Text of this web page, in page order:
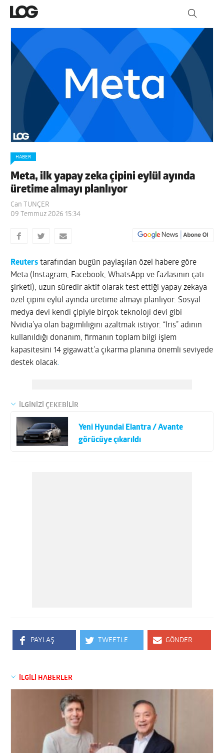
HABER
Meta, ilk yapay zeka çipini eylül ayında
üretime almayı planlıyor
Can TUNÇER
09 Temmuz 2026 15:34
Reuters tarafından bugün paylaşılan özel habere göre
Meta (Instagram, Facebook, WhatsApp ve fazlasının çatı
şirketi), uzun süredir aktif olarak test ettiği yapay zekaya
özel çipini eylül ayında üretime almayı planlıyor. Sosyal
medya devi kendi çipiyle birçok teknoloji devi gibi
Nvidia’ya olan bağımlılığını azaltmak istiyor. “Iris” adının
kullanıldığı donanım, firmanın toplam bilgi işlem
kapasitesini 14 gigawatt’a çıkarma planına önemli seviyede
destek olacak.
İLGİNİZİ ÇEKEBİLİR
Yeni Hyundai Elantra / Avante
görücüye çıkarıldı
PAYLAŞ TWEETLE GÖNDER
İLGİLİ HABERLER